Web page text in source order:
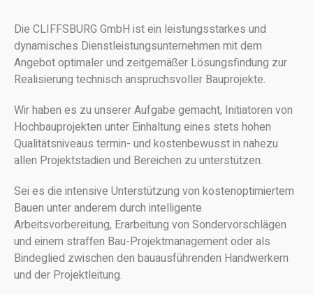
Die CLIFFSBURG GmbH ist ein leistungsstarkes und
dynamisches Dienstleistungsunternehmen mit dem
Angebot optimaler und zeitgemäßer Lösungsfindung zur
Realisierung technisch anspruchsvoller Bauprojekte.
Wir haben es zu unserer Aufgabe gemacht, Initiatoren von
Hochbauprojekten unter Einhaltung eines stets hohen
Qualitätsniveaus termin- und kostenbewusst in nahezu
allen Projektstadien und Bereichen zu unterstützen.
Sei es die intensive Unterstützung von kostenoptimiertem
Bauen unter anderem durch intelligente
Arbeitsvorbereitung, Erarbeitung von Sondervorschlägen
und einem straffen Bau-Projektmanagement oder als
Bindeglied zwischen den bauausführenden Handwerkern
und der Projektleitung.